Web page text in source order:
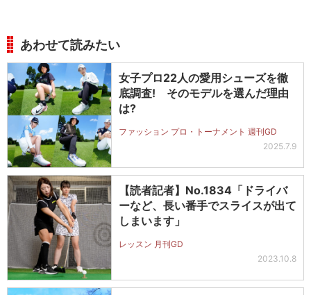
あわせて読みたい
女子プロ22人の愛用シューズを徹
底調査! そのモデルを選んだ理由
は?
ファッション プロ・トーナメント 週刊GD
2025.7.9
【読者記者】No.1834「ドライバ
ーなど、長い番手でスライスが出て
しまいます」
レッスン 月刊GD
2023.10.8